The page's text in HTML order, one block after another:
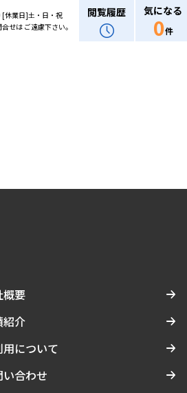
休業日]土・日・祝
せは ご遠慮下さい。
閲覧履歴 気になる
0件
概要
紹介
用について
い合わせ